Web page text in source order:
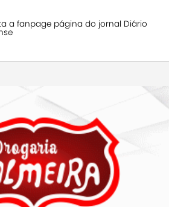
a fanpage página do jornal Diário